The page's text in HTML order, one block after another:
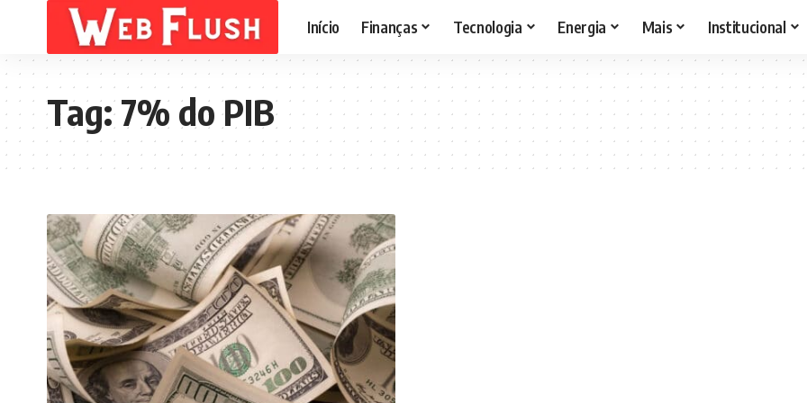
Início Finanças Tecnologia Energia Mais Institucional
Tag:7% do PIB